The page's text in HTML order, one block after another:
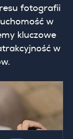
fotografii
w
kluczowe
w